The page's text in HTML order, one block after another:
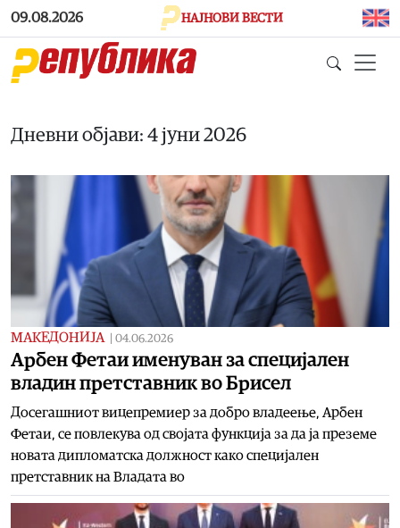
Skip to main content
09.08.2026 НАЈНОВИ ВЕСТИ
Дневни објави: 4 јуни 2026
МАКЕДОНИЈА 04.06.2026
Арбен Фетаи именуван за специјален
владин претставник во Брисел
Досегашниот вицепремиер за добро владеење, Арбен
Фетаи, се повлекува од својата функција за да ја преземе
новата дипломатска должност како специјален
претставник на Владата во